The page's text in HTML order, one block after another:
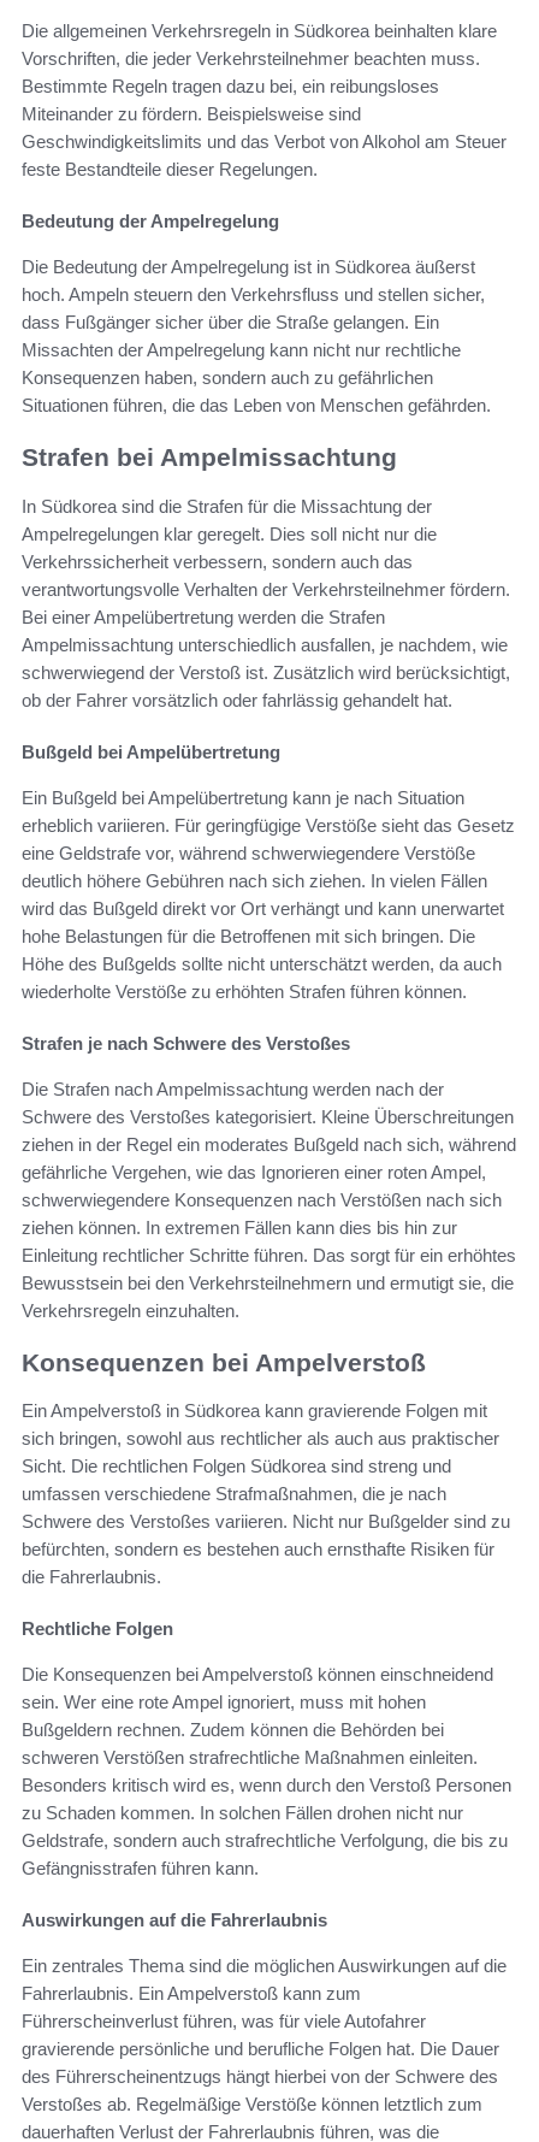
Die allgemeinen Verkehrsregeln in Südkorea beinhalten klare
Vorschriften, die jeder Verkehrsteilnehmer beachten muss.
Bestimmte Regeln tragen dazu bei, ein reibungsloses
Miteinander zu fördern. Beispielsweise sind
Geschwindigkeitslimits und das Verbot von Alkohol am Steuer
feste Bestandteile dieser Regelungen.
Bedeutung der Ampelregelung
Die Bedeutung der Ampelregelung ist in Südkorea äußerst
hoch. Ampeln steuern den Verkehrsfluss und stellen sicher,
dass Fußgänger sicher über die Straße gelangen. Ein
Missachten der Ampelregelung kann nicht nur rechtliche
Konsequenzen haben, sondern auch zu gefährlichen
Situationen führen, die das Leben von Menschen gefährden.
Strafen bei Ampelmissachtung
In Südkorea sind die Strafen für die Missachtung der
Ampelregelungen klar geregelt. Dies soll nicht nur die
Verkehrssicherheit verbessern, sondern auch das
verantwortungsvolle Verhalten der Verkehrsteilnehmer fördern.
Bei einer Ampelübertretung werden die Strafen
Ampelmissachtung unterschiedlich ausfallen, je nachdem, wie
schwerwiegend der Verstoß ist. Zusätzlich wird berücksichtigt,
ob der Fahrer vorsätzlich oder fahrlässig gehandelt hat.
Bußgeld bei Ampelübertretung
Ein Bußgeld bei Ampelübertretung kann je nach Situation
erheblich variieren. Für geringfügige Verstöße sieht das Gesetz
eine Geldstrafe vor, während schwerwiegendere Verstöße
deutlich höhere Gebühren nach sich ziehen. In vielen Fällen
wird das Bußgeld direkt vor Ort verhängt und kann unerwartet
hohe Belastungen für die Betroffenen mit sich bringen. Die
Höhe des Bußgelds sollte nicht unterschätzt werden, da auch
wiederholte Verstöße zu erhöhten Strafen führen können.
Strafen je nach Schwere des Verstoßes
Die Strafen nach Ampelmissachtung werden nach der
Schwere des Verstoßes kategorisiert. Kleine Überschreitungen
ziehen in der Regel ein moderates Bußgeld nach sich, während
gefährliche Vergehen, wie das Ignorieren einer roten Ampel,
schwerwiegendere Konsequenzen nach Verstößen nach sich
ziehen können. In extremen Fällen kann dies bis hin zur
Einleitung rechtlicher Schritte führen. Das sorgt für ein erhöhtes
Bewusstsein bei den Verkehrsteilnehmern und ermutigt sie, die
Verkehrsregeln einzuhalten.
Konsequenzen bei Ampelverstoß
Ein Ampelverstoß in Südkorea kann gravierende Folgen mit
sich bringen, sowohl aus rechtlicher als auch aus praktischer
Sicht. Die rechtlichen Folgen Südkorea sind streng und
umfassen verschiedene Strafmaßnahmen, die je nach
Schwere des Verstoßes variieren. Nicht nur Bußgelder sind zu
befürchten, sondern es bestehen auch ernsthafte Risiken für
die Fahrerlaubnis.
Rechtliche Folgen
Die Konsequenzen bei Ampelverstoß können einschneidend
sein. Wer eine rote Ampel ignoriert, muss mit hohen
Bußgeldern rechnen. Zudem können die Behörden bei
schweren Verstößen strafrechtliche Maßnahmen einleiten.
Besonders kritisch wird es, wenn durch den Verstoß Personen
zu Schaden kommen. In solchen Fällen drohen nicht nur
Geldstrafe, sondern auch strafrechtliche Verfolgung, die bis zu
Gefängnisstrafen führen kann.
Auswirkungen auf die Fahrerlaubnis
Ein zentrales Thema sind die möglichen Auswirkungen auf die
Fahrerlaubnis. Ein Ampelverstoß kann zum
Führerscheinverlust führen, was für viele Autofahrer
gravierende persönliche und berufliche Folgen hat. Die Dauer
des Führerscheinentzugs hängt hierbei von der Schwere des
Verstoßes ab. Regelmäßige Verstöße können letztlich zum
dauerhaften Verlust der Fahrerlaubnis führen, was die